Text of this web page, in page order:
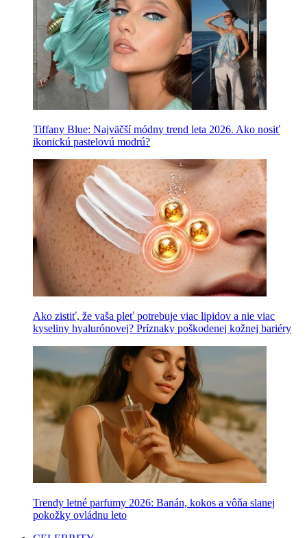
Tiffany Blue: Najväčší módny trend leta 2026. Ako nosiť
ikonickú pastelovú modrú?
Ako zistiť, že vaša pleť potrebuje viac lipidov a nie viac
kyseliny hyalurónovej? Príznaky poškodenej kožnej bariéry
Trendy letné parfumy 2026: Banán, kokos a vôňa slanej
pokožky ovládnu leto